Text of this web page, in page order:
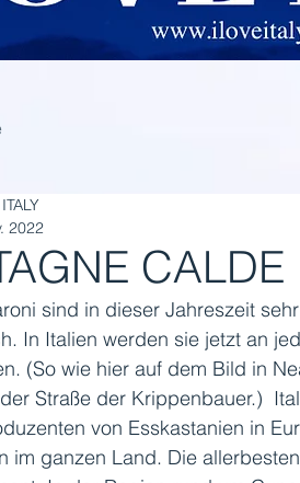
CALDE
2022
sind in dieser Jahreszeit
In Italien werden sie jetzt an
(So wie hier auf dem Bild in
Straße der Krippenbauer.)
von Esskastanien in
im ganzen Land. Die